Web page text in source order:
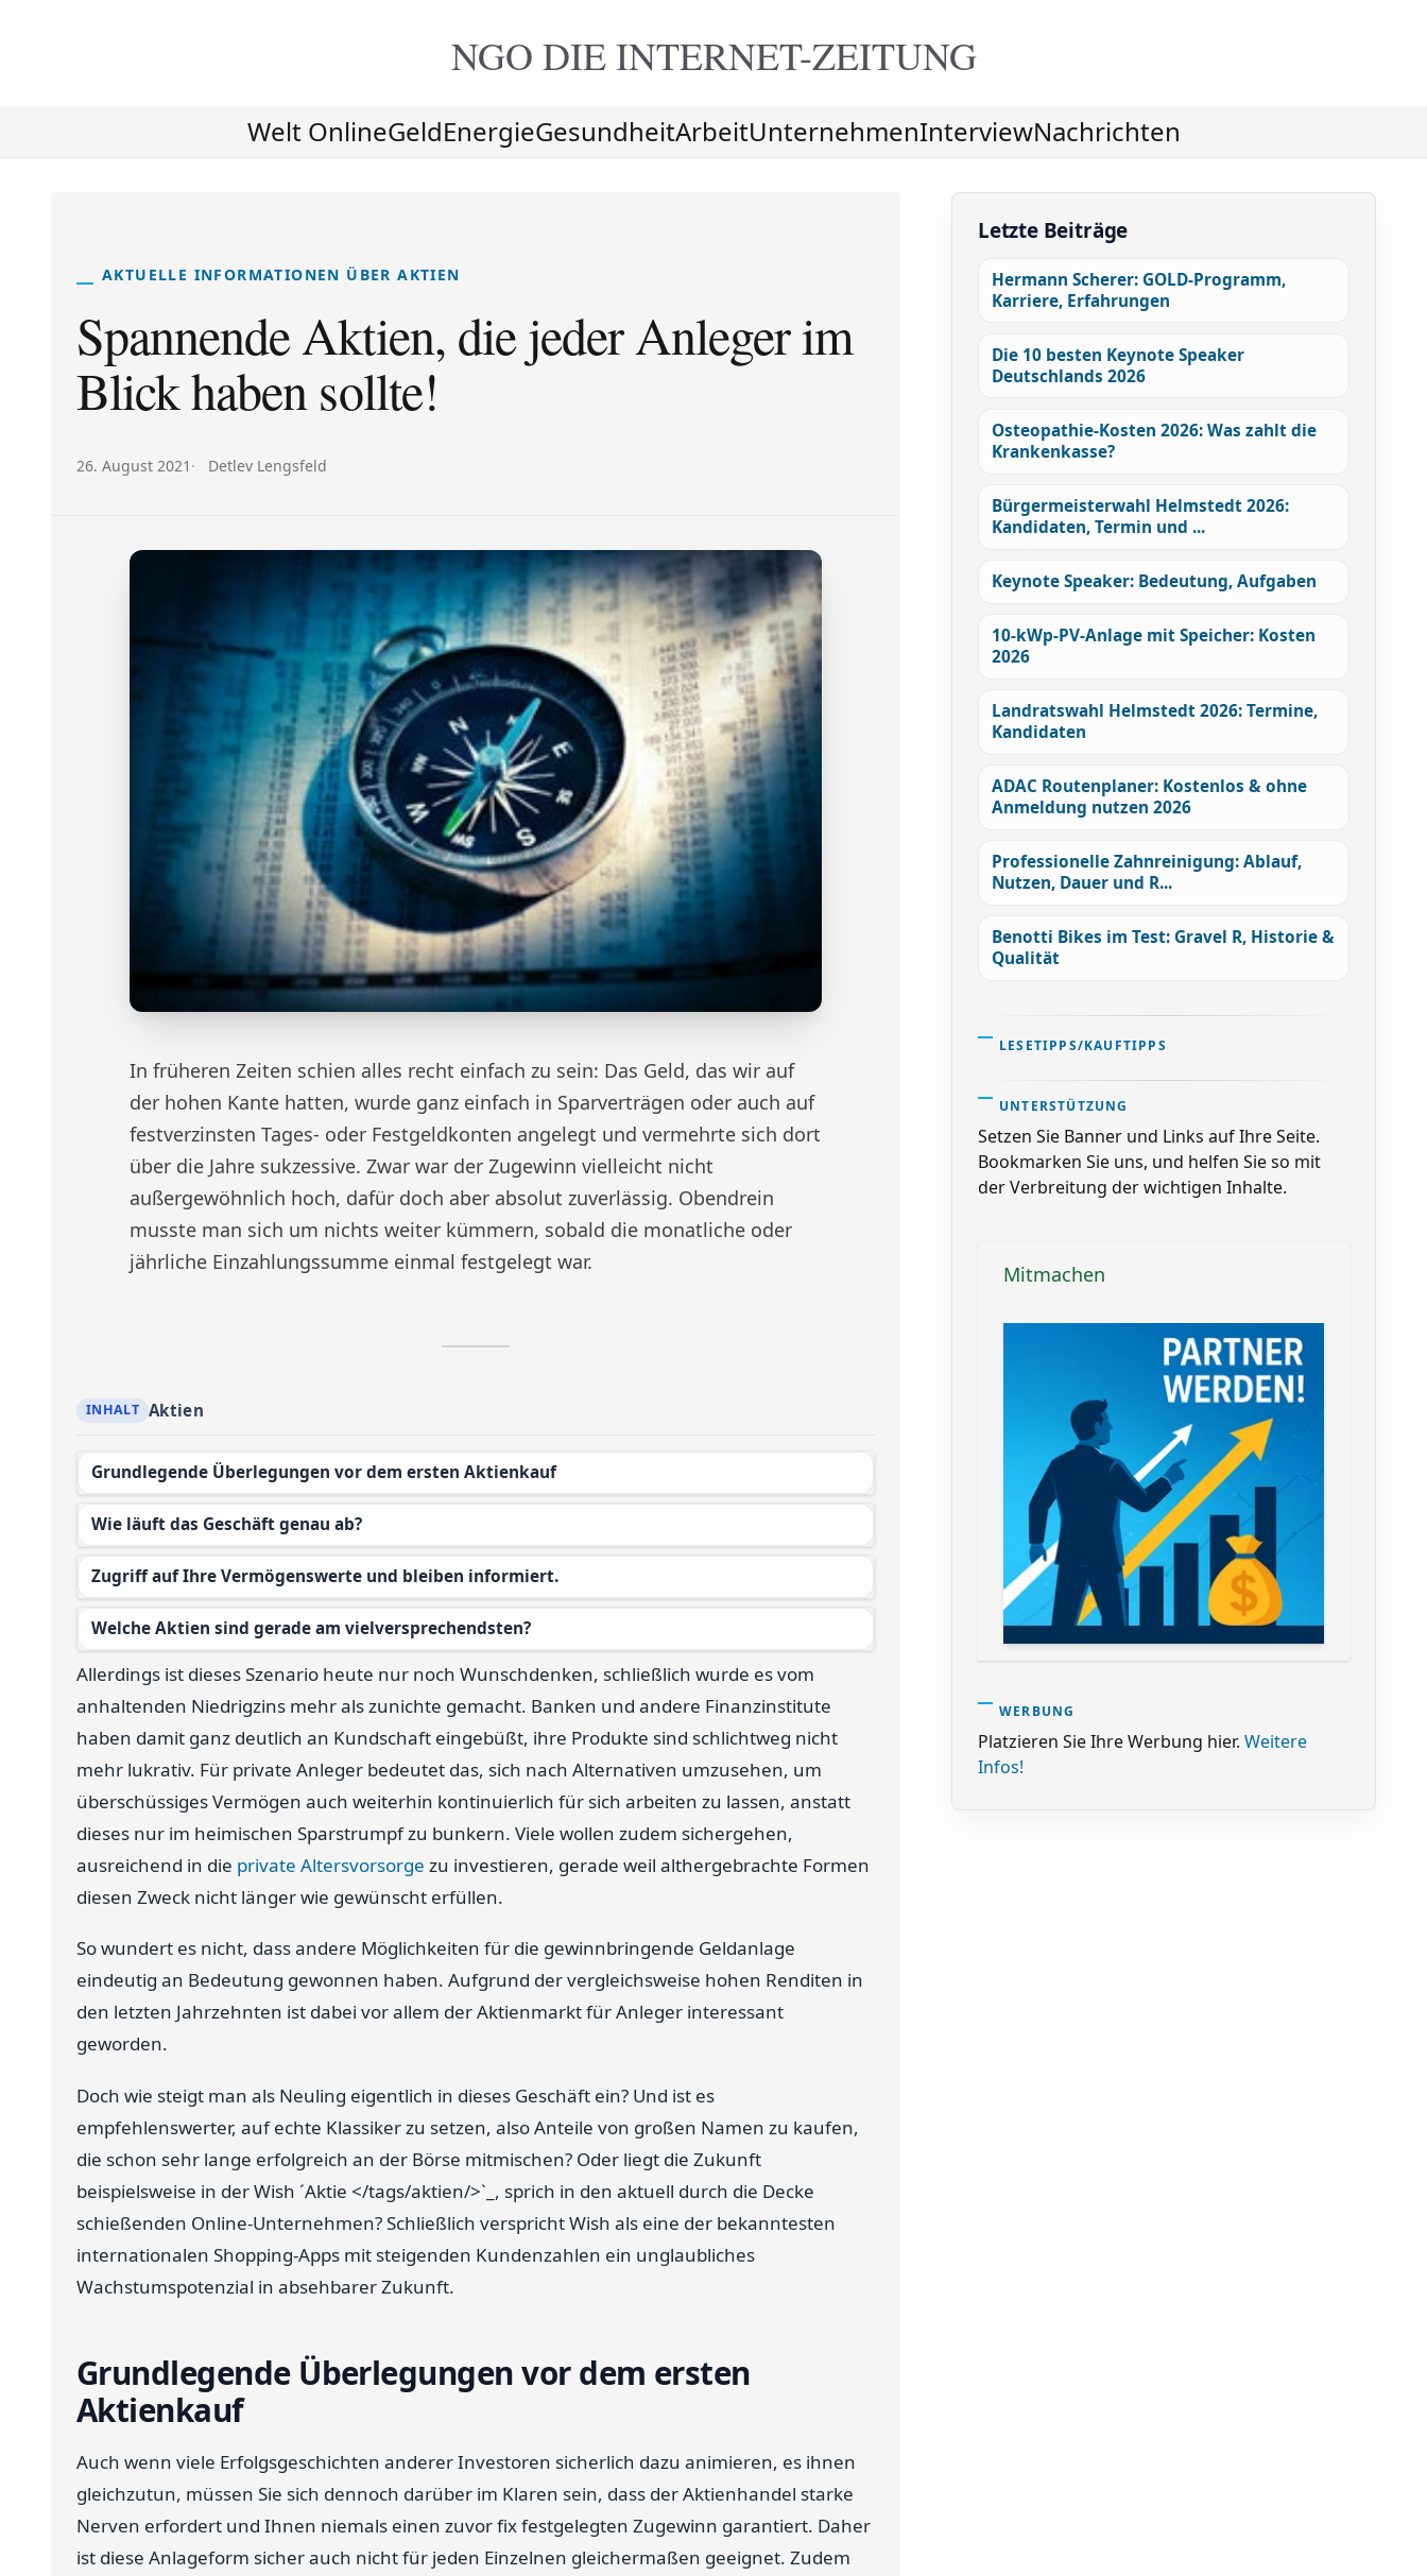
NGO DIEINTERNET-ZEITUNG
Welt OnlineGeldEnergieGesundheitArbeitUnternehmenInterviewNachrichten
AKTUELLE INFORMATIONEN ÜBER AKTIEN
Spannende Aktien, die jeder Anleger im
Blick haben sollte!
Veröffentlicht am:
26. August 2021 Autor:
Detlev Lengsfeld
In früheren Zeiten schien alles recht einfach zu sein: Das Geld, das wir auf
der hohen Kante hatten, wurde ganz einfach in Sparverträgen oder auch auf
festverzinsten Tages- oder Festgeldkonten angelegt und vermehrte sich dort
über die Jahre sukzessive. Zwar war der Zugewinn vielleicht nicht
außergewöhnlich hoch, dafür doch aber absolut zuverlässig. Obendrein
musste man sich um nichts weiter kümmern, sobald die monatliche oder
jährliche Einzahlungssumme einmal festgelegt war.
Aktien
Grundlegende Überlegungen vor dem ersten Aktienkauf
Wie läuft das Geschäft genau ab?
Zugriff auf Ihre Vermögenswerte und bleiben informiert.
Welche Aktien sind gerade am vielversprechendsten?
Allerdings ist dieses Szenario heute nur noch Wunschdenken, schließlich wurde es vom
anhaltenden Niedrigzins mehr als zunichte gemacht. Banken und andere Finanzinstitute
haben damit ganz deutlich an Kundschaft eingebüßt, ihre Produkte sind schlichtweg nicht
mehr lukrativ. Für private Anleger bedeutet das, sich nach Alternativen umzusehen, um
überschüssiges Vermögen auch weiterhin kontinuierlich für sich arbeiten zu lassen, anstatt
dieses nur im heimischen Sparstrumpf zu bunkern. Viele wollen zudem sichergehen,
ausreichend in die private Altersvorsorge zu investieren, gerade weil althergebrachte Formen
diesen Zweck nicht länger wie gewünscht erfüllen.
So wundert es nicht, dass andere Möglichkeiten für die gewinnbringende Geldanlage
eindeutig an Bedeutung gewonnen haben. Aufgrund der vergleichsweise hohen Renditen in
den letzten Jahrzehnten ist dabei vor allem der Aktienmarkt für Anleger interessant
geworden.
Doch wie steigt man als Neuling eigentlich in dieses Geschäft ein? Und ist es
empfehlenswerter, auf echte Klassiker zu setzen, also Anteile von großen Namen zu kaufen,
die schon sehr lange erfolgreich an der Börse mitmischen? Oder liegt die Zukunft
beispielsweise in der Wish ´Aktie </tags/aktien/>`_, sprich in den aktuell durch die Decke
schießenden Online-Unternehmen? Schließlich verspricht Wish als eine der bekanntesten
internationalen Shopping-Apps mit steigenden Kundenzahlen ein unglaubliches
Wachstumspotenzial in absehbarer Zukunft.
Grundlegende Überlegungen vor dem ersten
Aktienkauf
Auch wenn viele Erfolgsgeschichten anderer Investoren sicherlich dazu animieren, es ihnen
gleichzutun, müssen Sie sich dennoch darüber im Klaren sein, dass der Aktienhandel starke
Nerven erfordert und Ihnen niemals einen zuvor fix festgelegten Zugewinn garantiert. Daher
ist diese Anlageform sicher auch nicht für jeden Einzelnen gleichermaßen geeignet. Zudem
Letzte Beiträge
Hermann Scherer: GOLD-Programm,
Karriere, Erfahrungen
Die 10 besten Keynote Speaker
Deutschlands 2026
Osteopathie-Kosten 2026: Was zahlt die
Krankenkasse?
Bürgermeisterwahl Helmstedt 2026:
Kandidaten, Termin und ...
Keynote Speaker: Bedeutung, Aufgaben
10-kWp-PV-Anlage mit Speicher: Kosten
2026
Landratswahl Helmstedt 2026: Termine,
Kandidaten
ADAC Routenplaner: Kostenlos & ohne
Anmeldung nutzen 2026
Professionelle Zahnreinigung: Ablauf,
Nutzen, Dauer und R...
Benotti Bikes im Test: Gravel R, Historie &
Qualität
LESETIPPS/KAUFTIPPS
UNTERSTÜTZUNG
Setzen Sie Banner und Links auf Ihre Seite.
Bookmarken Sie uns, und helfen Sie so mit
der Verbreitung der wichtigen Inhalte.
Mitmachen
WERBUNG
Platzieren Sie Ihre Werbung hier. Weitere
Infos!